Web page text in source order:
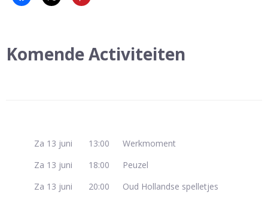
Komende Activiteiten
Za 13 juni 13:00
Werkmoment
Za 13 juni
18:00
Peuzel
Za 13 juni
20:00
Oud Hollandse spelletjes